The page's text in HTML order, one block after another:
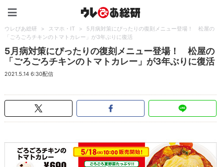
ウレぴあ総研 > スマホ・IT >
5月病対策にぴったりの復刻メニュー登場！ 松屋の
「ごろごろチキンのトマトカレー」が3年ぶりに復活
5月病対策にぴったりの復刻メニュー登場！ 松屋の
「ごろごろチキンのトマトカレー」が3年ぶりに復活
2021.5.14 6:30配信